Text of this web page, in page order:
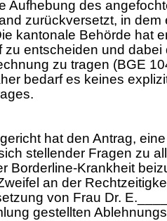
Aufhebung des
zurückversetzt, in
kantonale Behörde hat
zu entscheiden und
zu tragen (BGE
bedarf es keines
hat den Antrag,
stellender Fragen zu
Borderline-Krankheit
an der
von Frau Dr.
gestellten